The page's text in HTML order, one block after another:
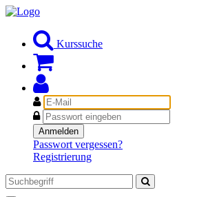
Kurssuche
E-
Mail
Passwort
Anmelden
Passwort vergessen?
Registrierung